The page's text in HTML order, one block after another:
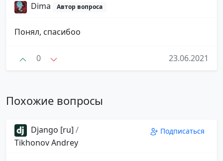
Dima Автор вопроса
Понял, спасибоо
0 23.06.2021
Похожие вопросы
Django [ru] /
Tikhonov Andrey
Подписаться